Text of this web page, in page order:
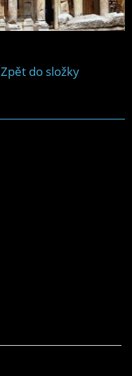
Zpět do složky